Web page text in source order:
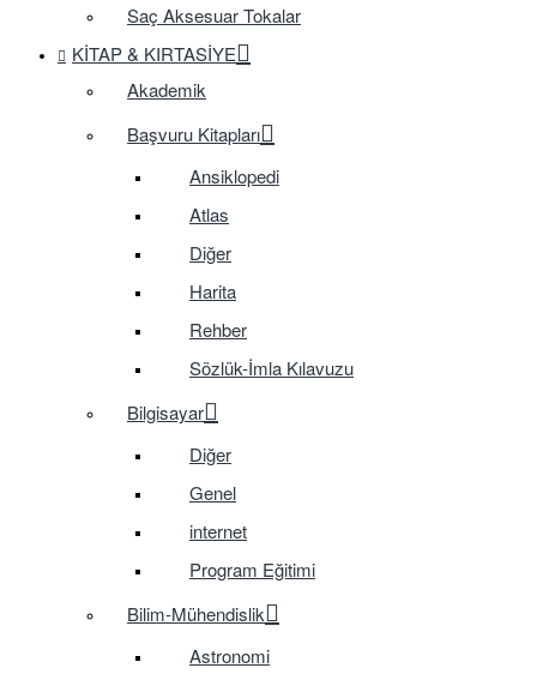
Saç Aksesuar Tokalar
KITAP & KIRTASIYE
Akademik
Başvuru Kitapları
Ansiklopedi
Atlas
Diğer
Harita
Rehber
Sözlük-İmla Kılavuzu
Bilgisayar
Diğer
Genel
internet
Program Eğitimi
Bilim-Mühendislik
Astronomi